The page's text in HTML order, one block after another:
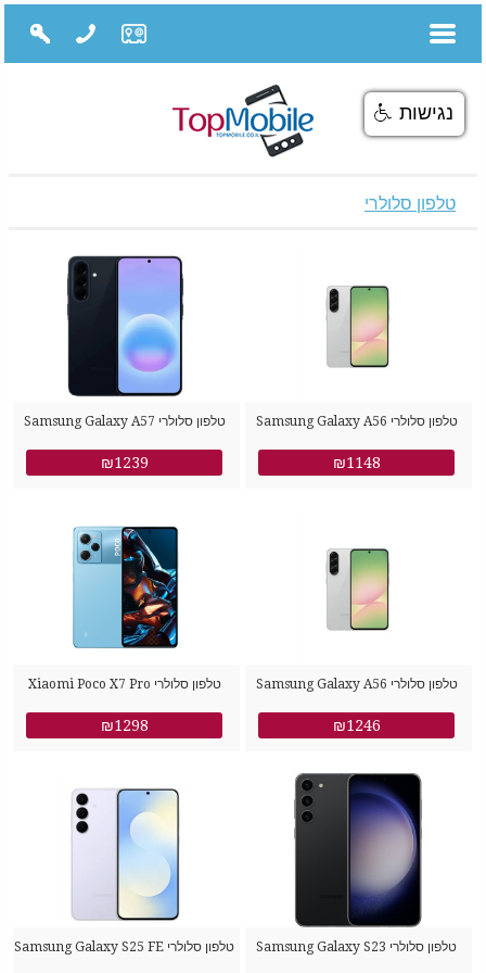
טלפון סלולרי
טלפון סלולרי Samsung Galaxy A56
SM-A566B/DS 128GB 8GB RAM
₪1148
טלפון סלולרי Samsung Galaxy A57
SM-A576B/DS 256GB 8GB RAM
₪1239
טלפון סלולרי Samsung Galaxy A56
SM-A566B/DS 256GB 8GB RAM
₪1246
טלפון סלולרי Xiaomi Poco X7 Pro
512GB 12GB RAM שיאומי
₪1298
טלפון סלולרי Samsung Galaxy S23 טלפון סלולרי Samsung Galaxy S25 FE
נגישות